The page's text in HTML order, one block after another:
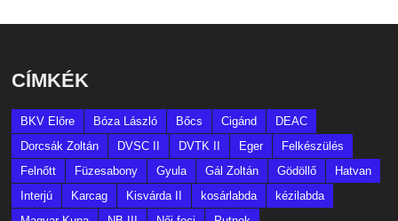
CÍMKÉK
BKV Előre Bóza László Bőcs Cigánd
DEAC
Dorcsák Zoltán
DVSC II DVTK II Eger
Felkészülés
Felnőtt
Füzesabony Gyula Gál Zoltán Gödöllő
Hatvan
Interjú
Karcag Kisvárda II kosárlabda
kézilabda